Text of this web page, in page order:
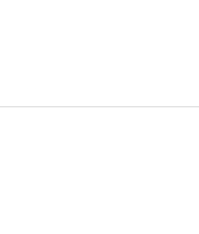
/業者
/業者
/業者